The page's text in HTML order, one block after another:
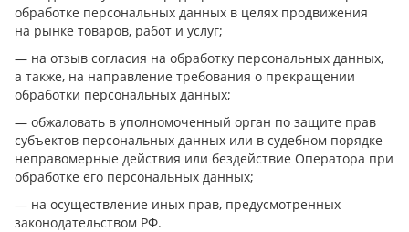
обработке персональных данных в целях продвижения
на рынке товаров, работ и услуг;
— на отзыв согласия на обработку персональных данных,
а также, на направление требования о прекращении
обработки персональных данных;
— обжаловать в уполномоченный орган по защите прав
субъектов персональных данных или в судебном порядке
неправомерные действия или бездействие Оператора при
обработке его персональных данных;
— на осуществление иных прав, предусмотренных
законодательством РФ.